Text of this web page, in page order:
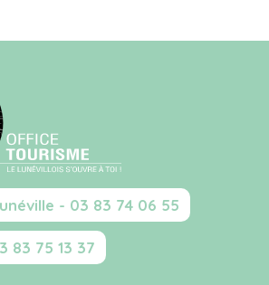
- 03 83 74 06 55
83 75 13 37